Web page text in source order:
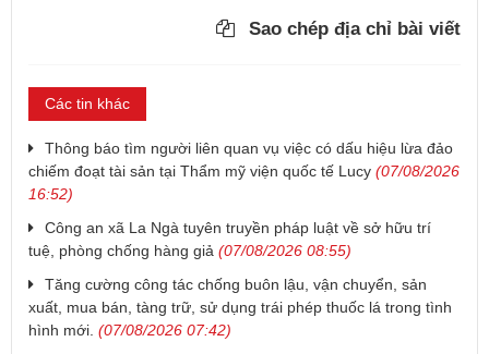
Sao chép địa chỉ bài viết
Các tin khác
Thông báo tìm người liên quan vụ việc có dấu hiệu lừa đảo
chiếm đoạt tài sản tại Thẩm mỹ viện quốc tế Lucy (07/08/2026
16:52)
Công an xã La Ngà tuyên truyền pháp luật về sở hữu trí
tuệ, phòng chống hàng giả (07/08/2026 08:55)
Tăng cường công tác chống buôn lậu, vận chuyển, sản
xuất, mua bán, tàng trữ, sử dụng trái phép thuốc lá trong tình
hình mới. (07/08/2026 07:42)